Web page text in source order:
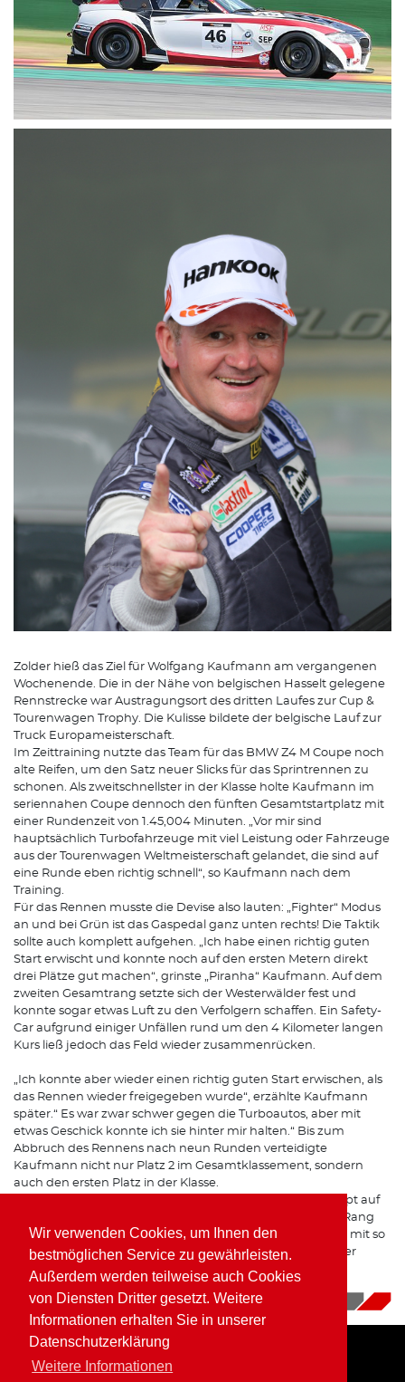
Wir verwenden Cookies, um Ihnen den
bestmöglichen Service zu gewährleisten.
Außerdem werden teilweise auch Cookies
von Diensten Dritter gesetzt. Weitere
Informationen erhalten Sie in unserer
Datenschutzerklärung
Weitere Informationen
Zolder hieß das Ziel für Wolfgang Kaufmann am vergangenen
Wochenende. Die in der Nähe von belgischen Hasselt gelegene
Rennstrecke war Austragungsort des dritten Laufes zur Cup &
Tourenwagen Trophy. Die Kulisse bildete der belgische Lauf zur
Truck Europameisterschaft.
Im Zeittraining nutzte das Team für das BMW Z4 M Coupe noch
alte Reifen, um den Satz neuer Slicks für das Sprintrennen zu
schonen. Als zweitschnellster in der Klasse holte Kaufmann im
seriennahen Coupe dennoch den fünften Gesamtstartplatz mit
einer Rundenzeit von 1.45,004 Minuten. „Vor mir sind
hauptsächlich Turbofahrzeuge mit viel Leistung oder Fahrzeuge
aus der Tourenwagen Weltmeisterschaft gelandet, die sind auf
eine Runde eben richtig schnell“, so Kaufmann nach dem
Training.
Für das Rennen musste die Devise also lauten: „Fighter“ Modus
an und bei Grün ist das Gaspedal ganz unten rechts! Die Taktik
sollte auch komplett aufgehen. „Ich habe einen richtig guten
Start erwischt und konnte noch auf den ersten Metern direkt
drei Plätze gut machen“, grinste „Piranha“ Kaufmann. Auf dem
zweiten Gesamtrang setzte sich der Westerwälder fest und
konnte sogar etwas Luft zu den Verfolgern schaffen. Ein Safety-
Car aufgrund einiger Unfällen rund um den 4 Kilometer langen
Kurs ließ jedoch das Feld wieder zusammenrücken.
„Ich konnte aber wieder einen richtig guten Start erwischen, als
das Rennen wieder freigegeben wurde“, erzählte Kaufmann
später.“ Es war zwar schwer gegen die Turboautos, aber mit
etwas Geschick konnte ich sie hinter mir halten.“ Bis zum
Abbruch des Rennens nach neun Runden verteidigte
Kaufmann nicht nur Platz 2 im Gesamtklassement, sondern
auch den ersten Platz in der Klasse.
„Gegen die stärkeren Autos ist es immer schwer überhaupt auf
das Podium zu fahren, daher hat das Team den zweiten Rang
heute mehr als verdient. Die kleine Mannschaft ist immer mit so
viel Euphorie dabei, das muss einfach belohnt werden. Der
Klassensieg ist dann noch die Kirsche auf der Sahne“, zog
20.09.2018
Home Impressum